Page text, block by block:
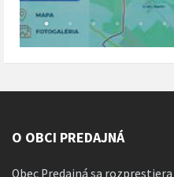
O OBCI PREDAJNÁ
Obec Predajná sa